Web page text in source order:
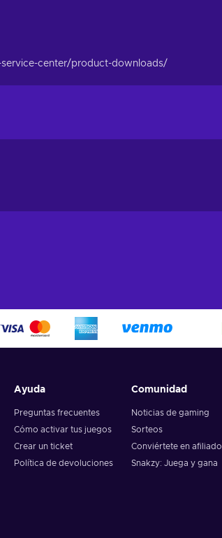
center/product-downloads/
Ayuda
Preguntas frecuentes
Cómo activar tus juegos
Crear un ticket
Política de devoluciones
Comunidad
Noticias de gaming
Sorteos
Conviértete en afiliado
Snakzy: Juega y gana